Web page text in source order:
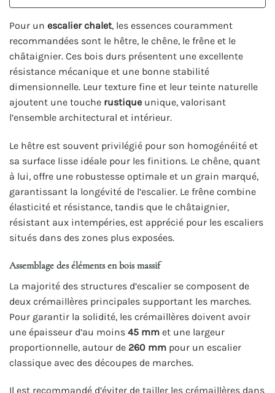
Pour un escalier chalet, les essences couramment
recommandées sont le hêtre, le chêne, le frêne et le
châtaignier. Ces bois durs présentent une excellente
résistance mécanique et une bonne stabilité
dimensionnelle. Leur texture fine et leur teinte naturelle
ajoutent une touche rustique unique, valorisant
l’ensemble architectural et intérieur.
Le hêtre est souvent privilégié pour son homogénéité et
sa surface lisse idéale pour les finitions. Le chêne, quant
à lui, offre une robustesse optimale et un grain marqué,
garantissant la longévité de l’escalier. Le frêne combine
élasticité et résistance, tandis que le châtaignier,
résistant aux intempéries, est apprécié pour les escaliers
situés dans des zones plus exposées.
Assemblage des éléments en bois massif
La majorité des structures d’escalier se composent de
deux crémaillères principales supportant les marches.
Pour garantir la solidité, les crémaillères doivent avoir
une épaisseur d’au moins 45 mm et une largeur
proportionnelle, autour de 260 mm pour un escalier
classique avec des découpes de marches.
Il est recommandé d’éviter de tailler les crémaillères dans